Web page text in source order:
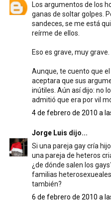
Los argumentos de los
ganas de soltar golpes.
sandeces, se me está
reírme de ellos.
Eso es grave, muy grave.
Aunque, te cuento que
aceptara que sus
inútiles. Aún así dijo: no
admitió que era por vil
4 de febrero de 2010 a
Jorge Luis dijo...
Si una pareja gay cría
una pareja de heteros
¿de dónde salen los
familias
también?
6 de febrero de 2010 a